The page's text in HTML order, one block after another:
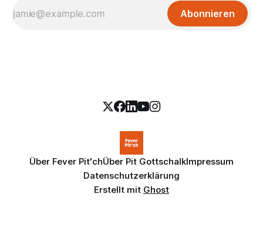
Abonnieren
Über Fever Pit'chÜber Pit GottschalkImpressum
Datenschutzerklärung
Erstellt mit Ghost